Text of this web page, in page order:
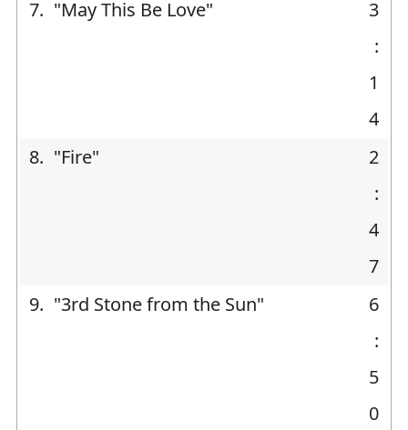
7. "May This Be Love"
3
:
1
4
8. "Fire"
2
:
4
7
9. "3rd Stone from the Sun"
6
:
5
0